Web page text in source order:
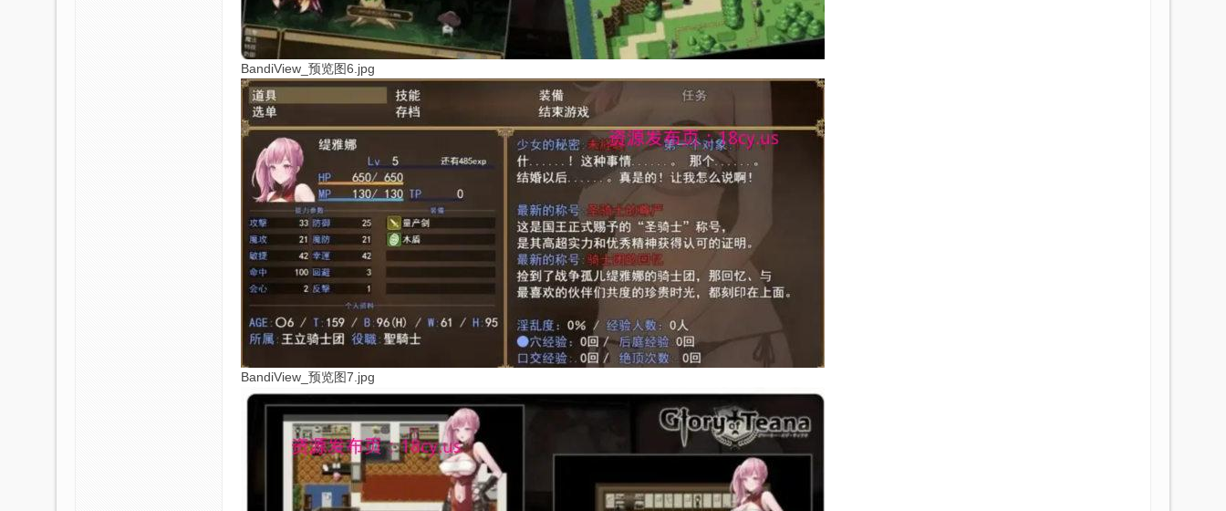
BandiView_预览图6.jpg
BandiView_预览图7.jpg